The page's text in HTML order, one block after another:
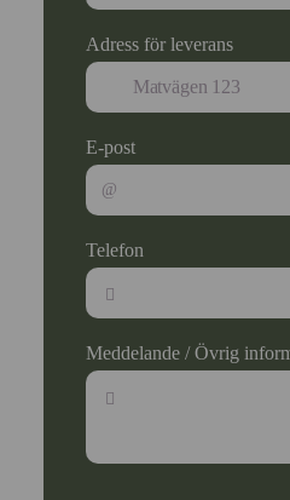
Adress för leverans
E-post
Telefon
Meddelande / Övrig